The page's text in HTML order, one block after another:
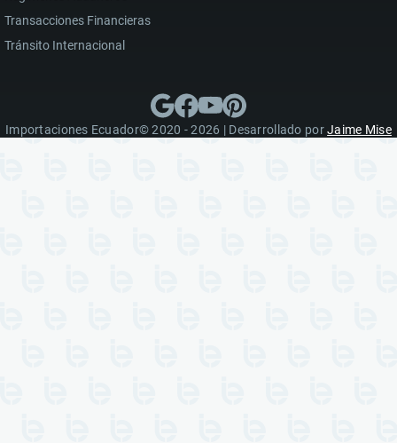
Transacciones Financieras
Tránsito Internacional
Importaciones Ecuador© 2020 - 2026 | Desarrollado porJaime Mise